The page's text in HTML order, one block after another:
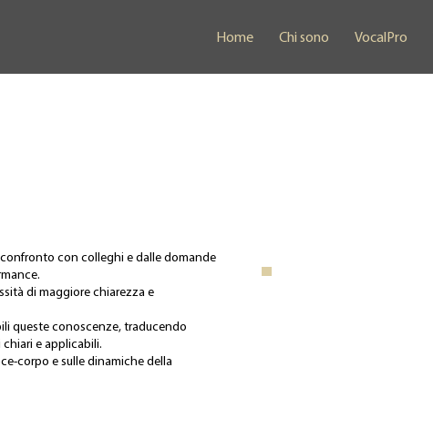
Home Chi sono VocalPro
con colleghi e dalle domande
di maggiore chiarezza e
queste conoscenze, traducendo
e applicabili.
corpo e sulle dinamiche della